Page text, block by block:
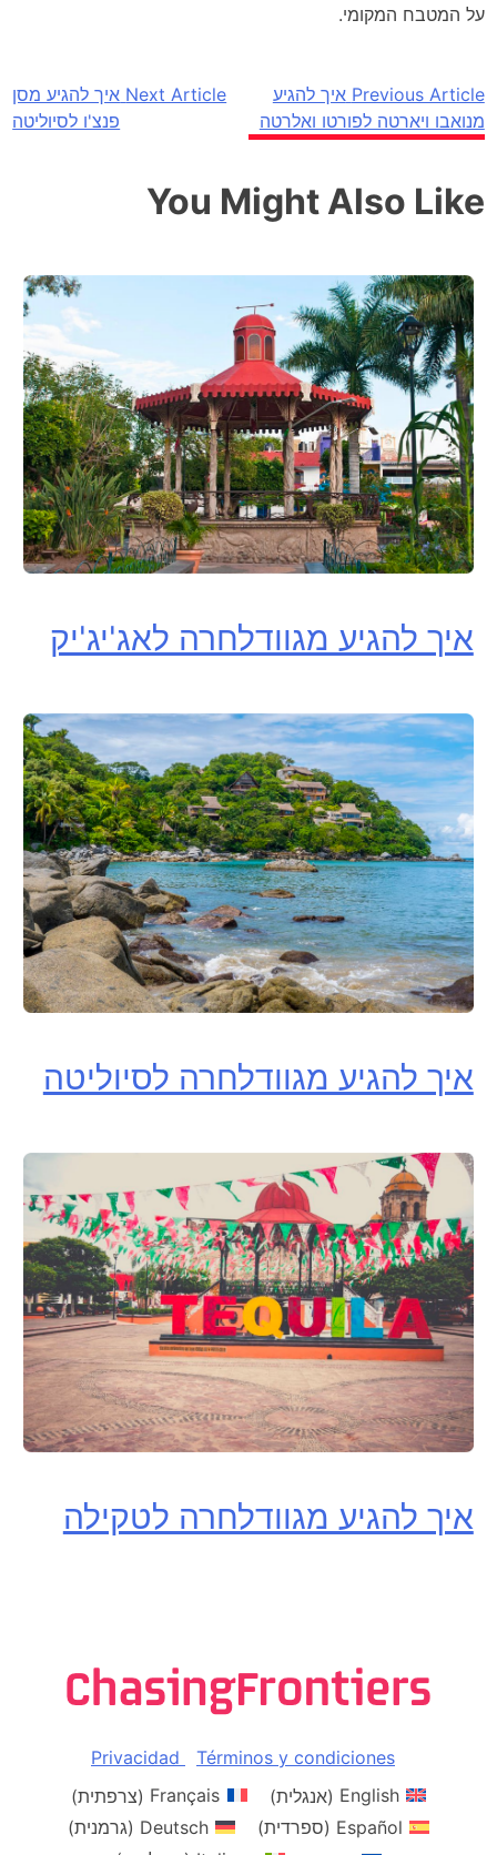
על המטבח המקומי.
ניווט
Previous Article איך להגיע
מנואבו ויארטה לפורטו ואלרטה
Next Article איך להגיע מסן
פנצ'ו לסיוליטה
You Might Also Like
איך להגיע מגוודלחרה לאג'יג'יק
איך להגיע מגוודלחרה לסיוליטה
איך להגיע מגוודלחרה לטקילה
Privacidad
Términos y condiciones
English
(אנגלית)
Français
(צרפתית)
Español
(ספרדית)
Deutsch
(גרמנית)